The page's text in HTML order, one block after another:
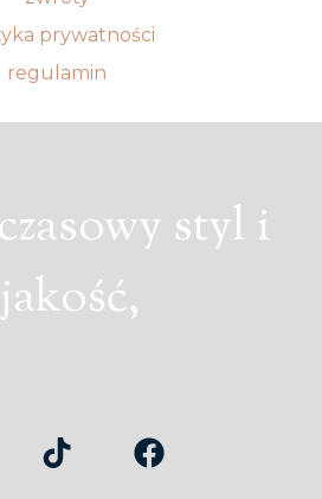
prywatności
regulamin
styl i
jakość,